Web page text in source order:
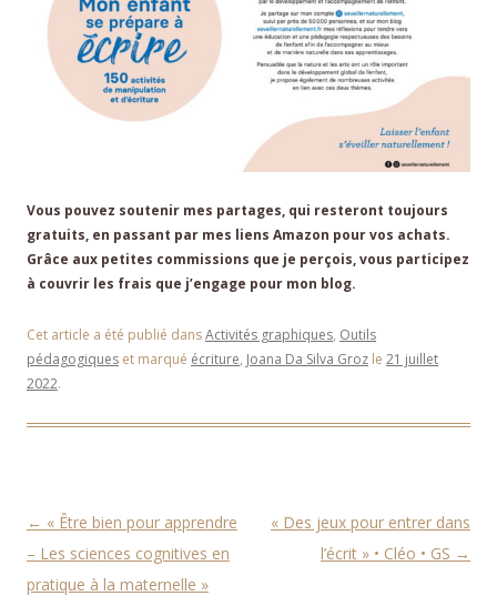
Vous pouvez soutenir mes partages, qui resteront toujours
gratuits, en passant par mes liens Amazon pour vos achats.
Grâce aux petites commissions que je perçois, vous participez
à couvrir les frais que j’engage pour mon blog.
Cet article a été publié dansActivités graphiques, Outils
pédagogiques et marqué écriture, Joana Da Silva Groz le 21 juillet
2022.
Navigation des articles
← « Être bien pour apprendre
– Les sciences cognitives en
pratique à la maternelle »
« Des jeux pour entrer dans
l’écrit » • Cléo • GS →